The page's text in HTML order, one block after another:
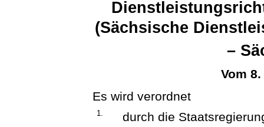
(Sächsische
–
Vom
Es wird verordnet
1. durch die